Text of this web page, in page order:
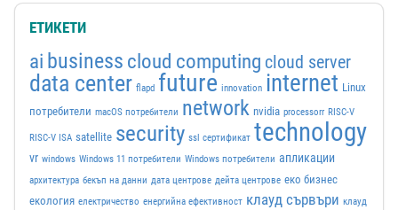
ЕТИКЕТИ
ai business cloud computing cloud server
data center flapd future innovation internet Linux
потребители macOS потребители network nvidia processorr RISC-V
RISC-V ISA satellite security ssl сертификат technology
vr windows Windows 11 потребители Windows потребители апликации
архитектура бекъп на данни дата центрове дейта центрове еко бизнес
екология електричество енергийна ефективност клауд сървъри клауд